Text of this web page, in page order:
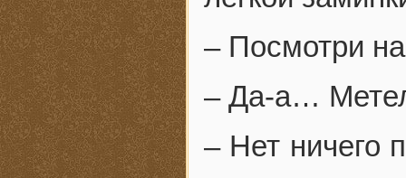
– Посмотри
– Да-а…
– Нет ничего